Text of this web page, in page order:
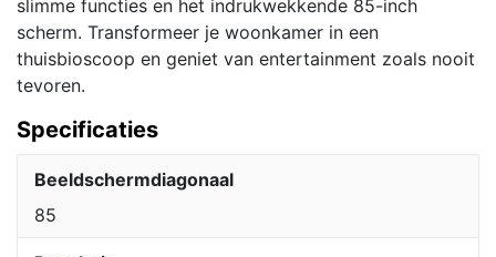
slimme functies en het indrukwekkende 85-inch
scherm. Transformeer je woonkamer in een
thuisbioscoop en geniet van entertainment zoals nooit
tevoren.
Specificaties
Beeldschermdiagonaal
85